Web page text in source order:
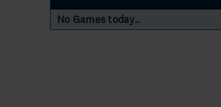
No Games today..